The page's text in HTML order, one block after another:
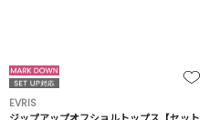
EVRIS